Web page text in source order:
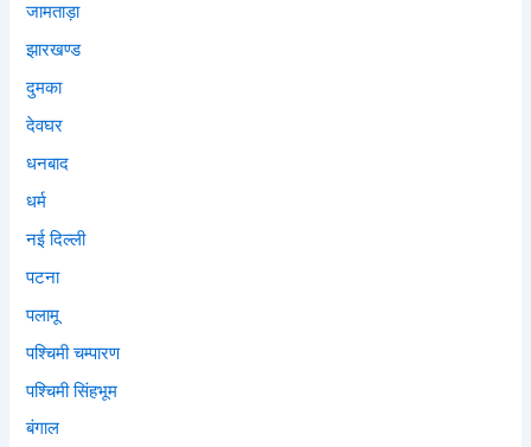
जामताड़ा
झारखण्ड
दुमका
देवघर
धनबाद
धर्म
नई दिल्ली
पटना
पलामू
पश्चिमी चम्पारण
पश्चिमी सिंहभूम
बंगाल